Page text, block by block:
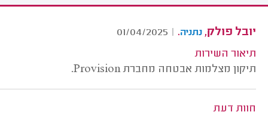
יובל פולק, נתניה.
|
01/04/2025
תיאור השירות
תיקון מצלמות אבטחה מחברת Provision.
חוות דעת